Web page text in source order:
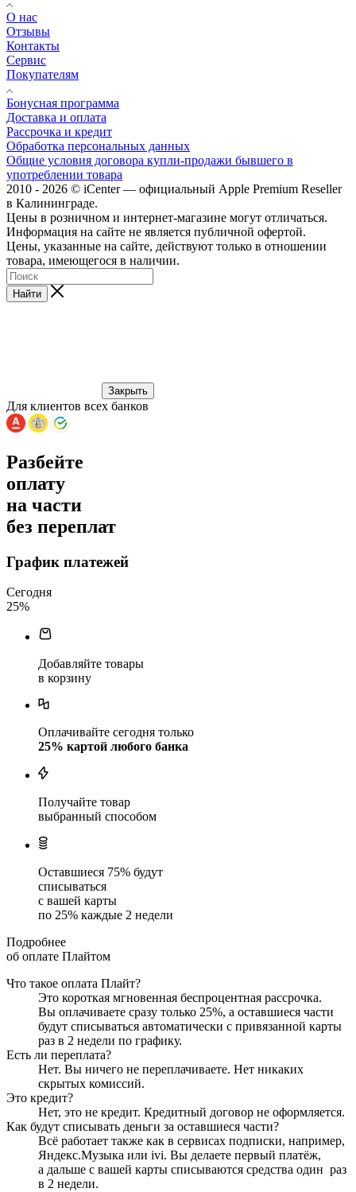
О нас
Отзывы
Контакты
Сервис
Покупателям
Бонусная программа
Доставка и оплата
Рассрочка и кредит
Обработка персональных данных
Общие условия договора купли-продажи бывшего в
употреблении товара
2010 - 2026 © iCenter — официальный Apple Premium Reseller
в Калининграде.
Цены в розничном и интернет-магазине могут отличаться.
Информация на сайте не является публичной офертой.
Цены, указанные на сайте, действуют только в отношении
товара, имеющегося в наличии.
Найти
Закрыть
Для клиентов всех банков
Разбейте
оплату
на части
без переплат
График платежей
Сегодня
25%
Добавляйте товары
в корзину
Оплачивайте сегодня только
25% картой любого банка
Получайте товар
выбранный способом
Оставшиеся 75% будут
списываться
с вашей карты
по 25% каждые 2 недели
Подробнее
об оплате Плайтом
Что такое оплата Плайт?
Это короткая мгновенная беспроцентная рассрочка.
Вы оплачиваете сразу только 25%, а оставшиеся части
будут списываться автоматически с привязанной карты
раз в 2 недели по графику.
Есть ли переплата?
Нет. Вы ничего не переплачиваете. Нет никаких
скрытых комиссий.
Это кредит?
Нет, это не кредит. Кредитный договор не оформляется.
Как будут списывать деньги за оставшиеся части?
Всё работает также как в сервисах подписки, например,
Яндекс.Музыка или ivi. Вы делаете первый платёж,
а дальше с вашей карты списываются средства один раз
в 2 недели.